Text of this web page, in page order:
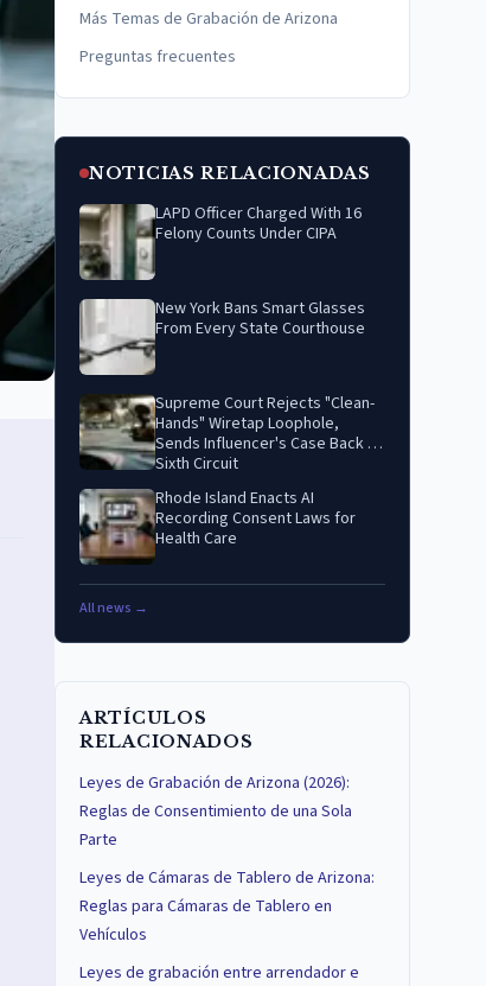
Más Temas de Grabación de Arizona
Preguntas frecuentes
NOTICIAS RELACIONADAS
LAPD Officer Charged With 16
Felony Counts Under CIPA
New York Bans Smart Glasses
From Every State Courthouse
Supreme Court Rejects "Clean-
Hands" Wiretap Loophole,
Sends Influencer's Case Back to
Sixth Circuit
Rhode Island Enacts AI
Recording Consent Laws for
Health Care
All news →
ARTÍCULOS
RELACIONADOS
Leyes de Grabación de Arizona (2026):
Reglas de Consentimiento de una Sola
Parte
Leyes de Cámaras de Tablero de Arizona:
Reglas para Cámaras de Tablero en
Vehículos
Leyes de grabación entre arrendador e